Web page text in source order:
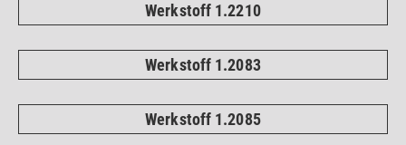
Werkstoff 1.2210
Werkstoff 1.2083
Werkstoff 1.2085